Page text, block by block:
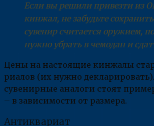
Если вы решили привезти из
кинжал, не забудьте
сувенир считается оружием,
нужно убрать в чемодан и
Цены на настоящие кинжалы
риалов (их нужно
сувенирные аналоги стоят
– в зависимости от размера.
Антиквариат